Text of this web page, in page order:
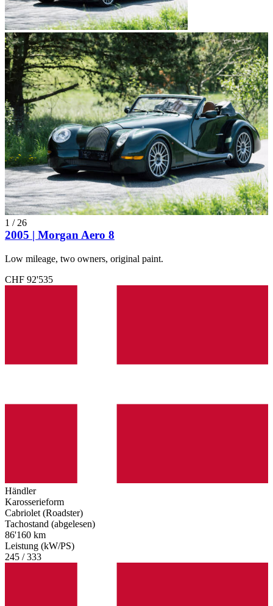
1 / 26
2005 | Morgan Aero 8
Low mileage, two owners, original paint.
CHF 92'535
Händler
Karosserieform
Cabriolet (Roadster)
Tachostand (abgelesen)
86'160 km
Leistung (kW/PS)
245 / 333